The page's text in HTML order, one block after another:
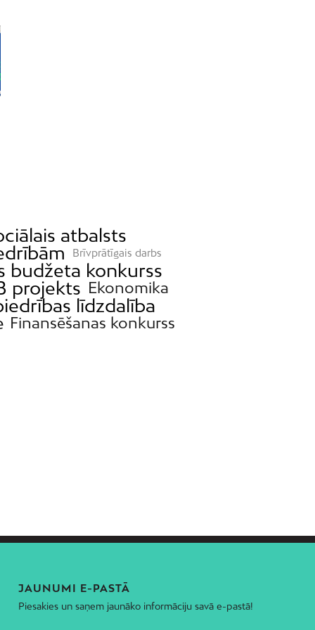
atbalsts
Brīvprātīgais darbs
budžeta konkurss
projekts Ekonomika
līdzdalība
Finansēšanas konkurss
JAUNUMI E-PASTĀ
Piesakies un saņem jaunāko informāciju savā e-pastā!